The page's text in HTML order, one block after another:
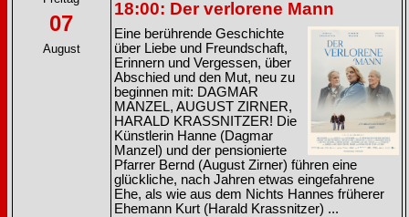
07
August
18:00: Der verlorene Mann
Eine berührende Geschichte
über Liebe und Freundschaft,
Erinnern und Vergessen, über
Abschied und den Mut, neu zu
beginnen mit: DAGMAR
MANZEL, AUGUST ZIRNER,
HARALD KRASSNITZER! Die
Künstlerin Hanne (Dagmar
Manzel) und der pensionierte
Pfarrer Bernd (August Zirner) führen eine
glückliche, nach Jahren etwas eingefahrene
Ehe, als wie aus dem Nichts Hannes früherer
Ehemann Kurt (Harald Krassnitzer) ...